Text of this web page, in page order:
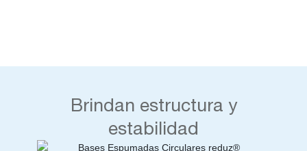
Brindan estructura y
estabilidad